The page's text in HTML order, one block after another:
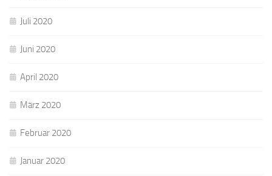
Juli 2020
Juni 2020
April 2020
März 2020
Februar 2020
Januar 2020